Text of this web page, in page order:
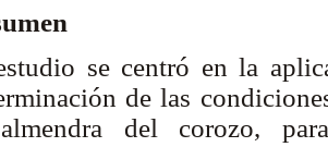
se centró en la
de las
del corozo,